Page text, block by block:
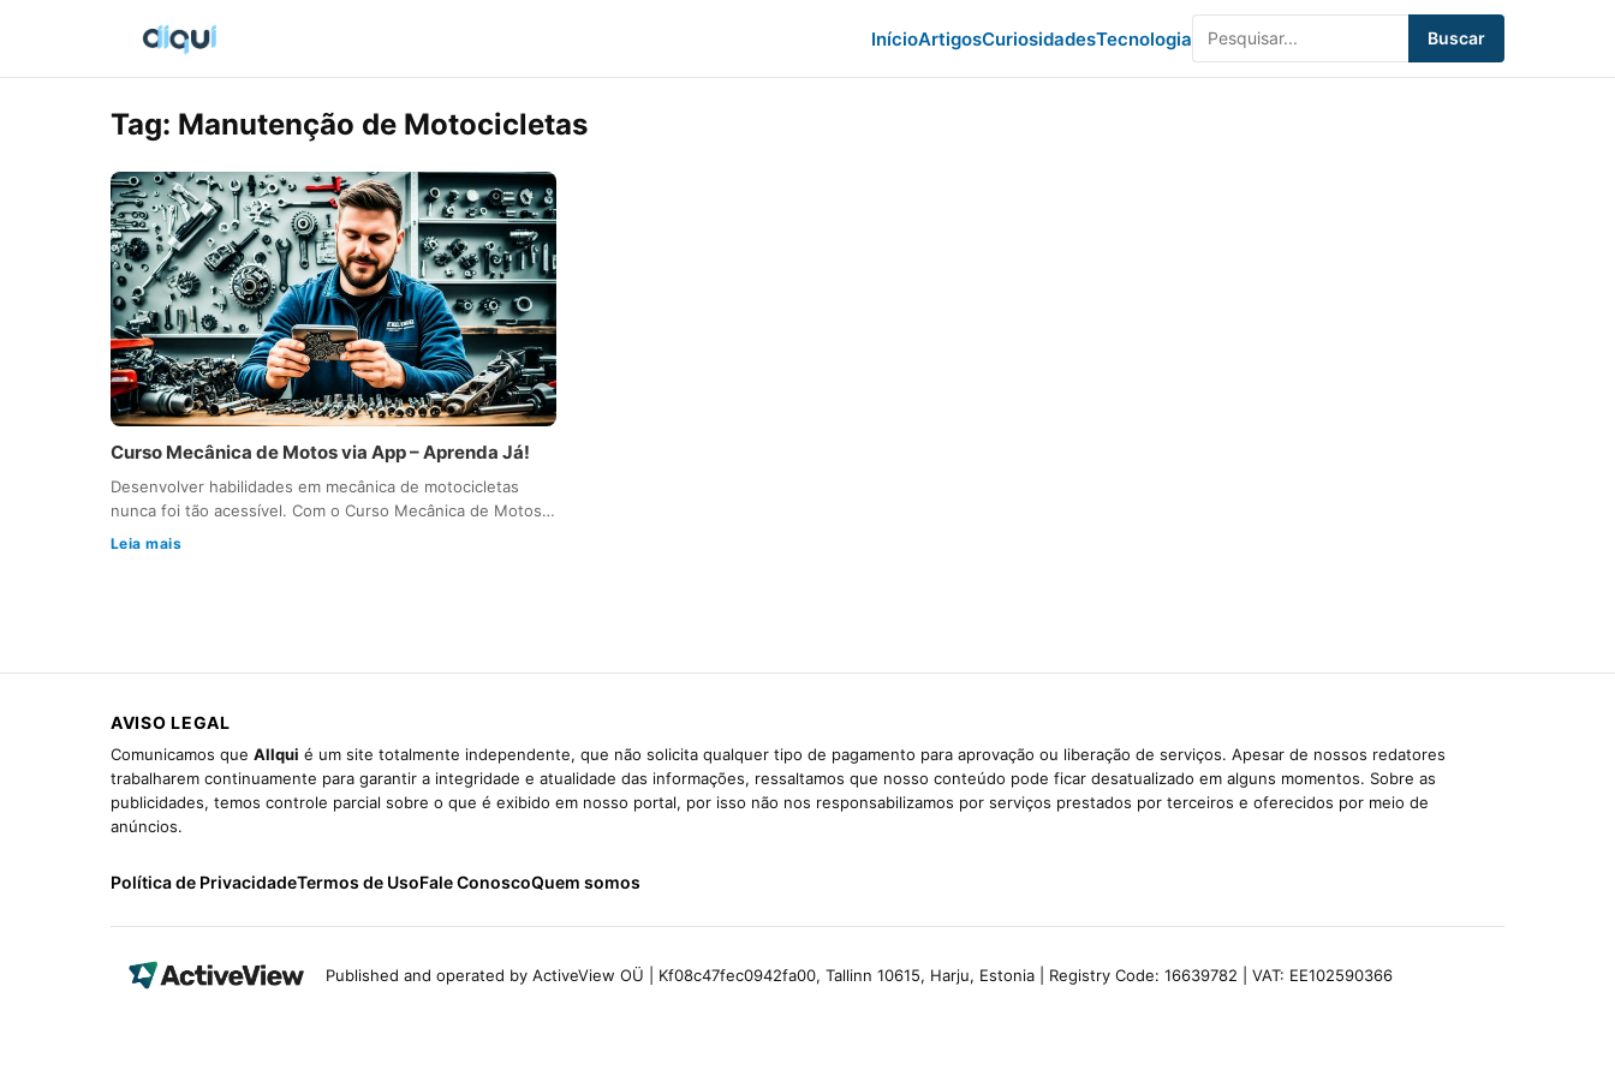
InícioArtigosCuriosidadesTecnologia Buscar
Tag: Manutenção de Motocicletas
Curso Mecânica de Motos via App – Aprenda Já!
Desenvolver habilidades em mecânica de motocicletas
nunca foi tão acessível. Com o Curso Mecânica de Motos…
Leia mais
AVISO LEGAL
Comunicamos que Allqui é um site totalmente independente, que não solicita qualquer tipo de pagamento para aprovação ou liberação de serviços. Apesar de nossos redatores
trabalharem continuamente para garantir a integridade e atualidade das informações, ressaltamos que nosso conteúdo pode ficar desatualizado em alguns momentos. Sobre as
publicidades, temos controle parcial sobre o que é exibido em nosso portal, por isso não nos responsabilizamos por serviços prestados por terceiros e oferecidos por meio de
anúncios.
Política de PrivacidadeTermos de UsoFale ConoscoQuem somos
Published and operated by ActiveView OÜ | Kf08c47fec0942fa00, Tallinn 10615, Harju, Estonia | Registry Code: 16639782 | VAT: EE102590366